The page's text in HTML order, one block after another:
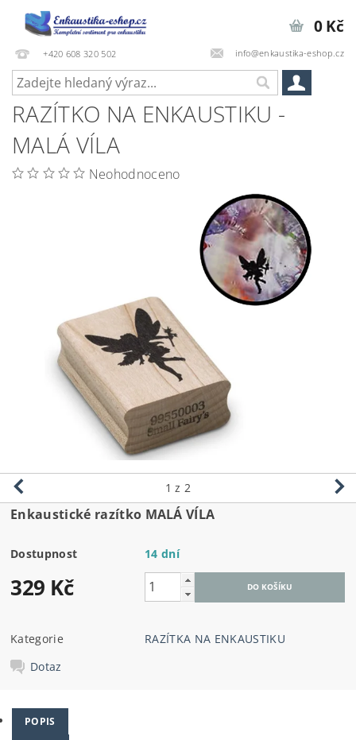
+420 608 320 502 info@enkaustika-eshop.cz
0 Kč
RAZÍTKO NA ENKAUSTIKU -
MALÁ VÍLA
Neohodnoceno
1 z 2
Enkaustické razítko MALÁ VÍLA
Dostupnost 14 dní
329 Kč
Kategorie
RAZÍTKA NA ENKAUSTIKU
Dotaz
POPIS